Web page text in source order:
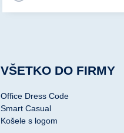
VŠETKO DO FIRMY
Office Dress Code
Smart Casual
Košele s logom